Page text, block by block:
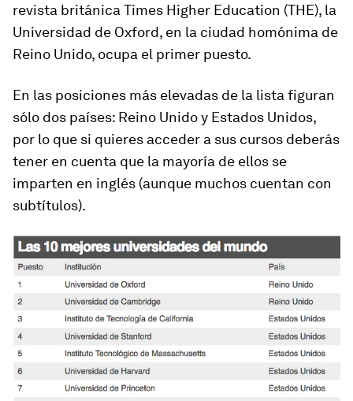
revista británica Times Higher Education (THE), la
Universidad de Oxford, en la ciudad homónima de
Reino Unido, ocupa el primer puesto.
En las posiciones más elevadas de la lista figuran
sólo dos países: Reino Unido y Estados Unidos,
por lo que si quieres acceder a sus cursos deberás
tener en cuenta que la mayoría de ellos se
imparten en inglés (aunque muchos cuentan con
subtítulos).